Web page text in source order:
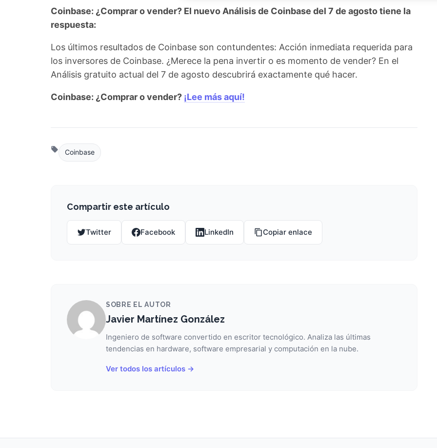
Coinbase: ¿Comprar o vender? El nuevo Análisis de Coinbase del 7 de agosto tiene la
respuesta:
Los últimos resultados de Coinbase son contundentes: Acción inmediata requerida para
los inversores de Coinbase. ¿Merece la pena invertir o es momento de vender? En el
Análisis gratuito actual del 7 de agosto descubrirá exactamente qué hacer.
Coinbase: ¿Comprar o vender? ¡Lee más aquí!
Coinbase
Compartir este artículo
Twitter Facebook LinkedIn Copiar enlace
SOBRE EL AUTOR
Javier Martínez González
Ingeniero de software convertido en escritor tecnológico. Analiza las últimas
tendencias en hardware, software empresarial y computación en la nube.
Ver todos los artículos →